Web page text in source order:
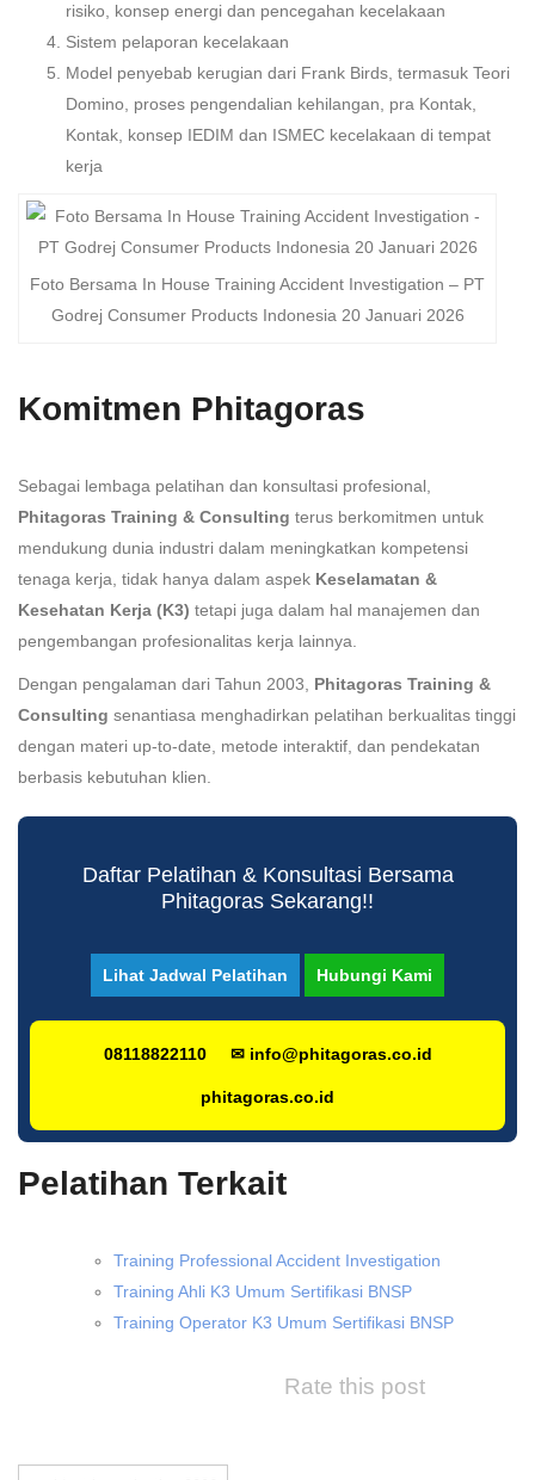
risiko, konsep energi dan pencegahan kecelakaan
Sistem pelaporan kecelakaan
Model penyebab kerugian dari Frank Birds, termasuk Teori
Domino, proses pengendalian kehilangan, pra Kontak,
Kontak, konsep IEDIM dan ISMEC kecelakaan di tempat
kerja
Foto Bersama In House Training Accident Investigation – PT
Godrej Consumer Products Indonesia 20 Januari 2026
Komitmen Phitagoras
Sebagai lembaga pelatihan dan konsultasi profesional,
Phitagoras Training & Consulting terus berkomitmen untuk
mendukung dunia industri dalam meningkatkan kompetensi
tenaga kerja, tidak hanya dalam aspek Keselamatan &
Kesehatan Kerja (K3) tetapi juga dalam hal manajemen dan
pengembangan profesionalitas kerja lainnya.
Dengan pengalaman dari Tahun 2003, Phitagoras Training &
Consulting senantiasa menghadirkan pelatihan berkualitas tinggi
dengan materi up-to-date, metode interaktif, dan pendekatan
berbasis kebutuhan klien.
Daftar Pelatihan & Konsultasi Bersama
Phitagoras Sekarang!!
Lihat Jadwal Pelatihan Hubungi Kami
08118822110 ✉ info@phitagoras.co.id
phitagoras.co.id
Pelatihan Terkait
Training Professional Accident Investigation
Training Ahli K3 Umum Sertifikasi BNSP
Training Operator K3 Umum Sertifikasi BNSP
Rate this post